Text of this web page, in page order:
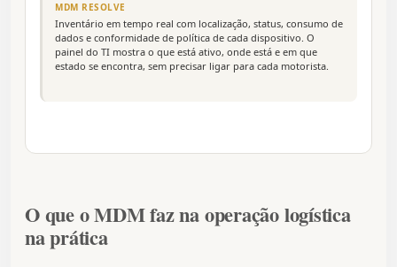
MDM RESOLVE
Inventário em tempo real com localização, status, consumo de
dados e conformidade de política de cada dispositivo. O
painel do TI mostra o que está ativo, onde está e em que
estado se encontra, sem precisar ligar para cada motorista.
O que o MDM faz na operação logística
na prática